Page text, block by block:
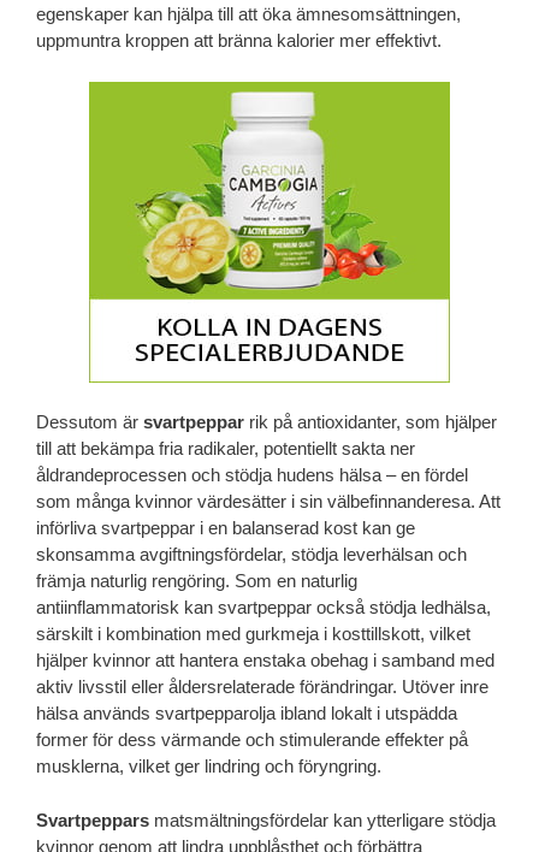
egenskaper kan hjälpa till att öka ämnesomsättningen,
uppmuntra kroppen att bränna kalorier mer effektivt.
Dessutom är svartpeppar rik på antioxidanter, som hjälper
till att bekämpa fria radikaler, potentiellt sakta ner
åldrandeprocessen och stödja hudens hälsa – en fördel
som många kvinnor värdesätter i sin välbefinnanderesa. Att
införliva svartpeppar i en balanserad kost kan ge
skonsamma avgiftningsfördelar, stödja leverhälsan och
främja naturlig rengöring. Som en naturlig
antiinflammatorisk kan svartpeppar också stödja ledhälsa,
särskilt i kombination med gurkmeja i kosttillskott, vilket
hjälper kvinnor att hantera enstaka obehag i samband med
aktiv livsstil eller åldersrelaterade förändringar. Utöver inre
hälsa används svartpepparolja ibland lokalt i utspädda
former för dess värmande och stimulerande effekter på
musklerna, vilket ger lindring och föryngring.
Svartpeppars matsmältningsfördelar kan ytterligare stödja
kvinnor genom att lindra uppblåsthet och förbättra